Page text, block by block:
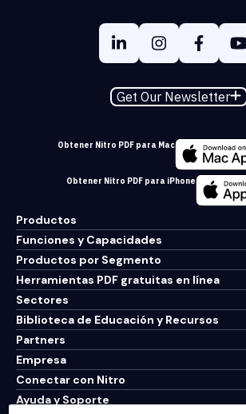
Get Our Newsletter
Obtener Nitro PDF para Mac
Obtener Nitro PDF para iPhone
Productos
Funciones y Capacidades
Productos por Segmento
Herramientas PDF gratuitas en línea
Sectores
Biblioteca de Educación y Recursos
Partners
Empresa
Conectar con Nitro
Ayuda y Soporte